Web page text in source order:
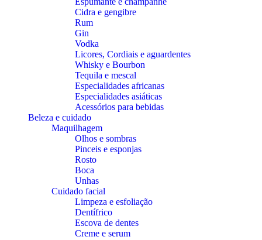
Cidra e gengibre
Rum
Gin
Vodka
Licores, Cordiais e aguardentes
Whisky e Bourbon
Tequila e mescal
Especialidades africanas
Especialidades asiáticas
Acessórios para bebidas
Beleza e cuidado
Maquilhagem
Olhos e sombras
Pinceis e esponjas
Rosto
Boca
Unhas
Cuidado facial
Limpeza e esfoliação
Dentífrico
Escova de dentes
Creme e serum